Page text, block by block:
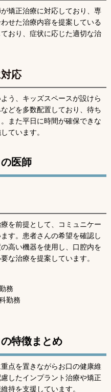
矯正治療に対応しており、専
せた治療内容を提案している
おり、症状に応じた適切な治
応
う、キッズスペースが設けら
どを多数配置しており、待ち
また平日に時間が確保できな
ています。
医師
を前提として、コミュニケー
す。患者さんの希望を確認し
高い機器を使用し、口腔内を
な治療を提案しています。
務
勤務
特徴まとめ
点を置きながらお口の健康維
したインプラント治療や矯正
持を支援しています。